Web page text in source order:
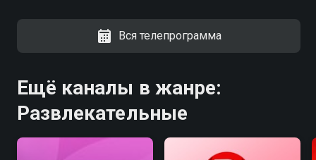
Вся телепрограмма
Ещё каналы в жанре:
Развлекательные